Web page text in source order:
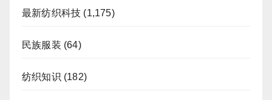
最新纺织科技 (1,175)
民族服装 (64)
纺织知识 (182)